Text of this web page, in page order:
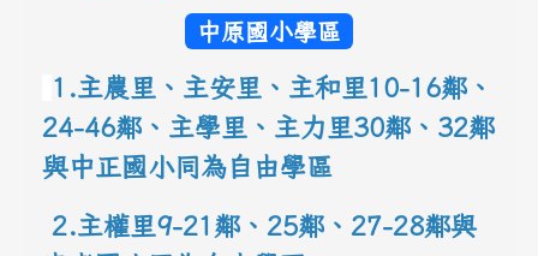
中原國小學區
1.主農里、主安里、主和里10-16鄰 、
24-46鄰、主學里、主力里30鄰 、 32鄰
與中正國小同為自由學區
2.主權里9-21鄰、25鄰 、 27-28鄰與